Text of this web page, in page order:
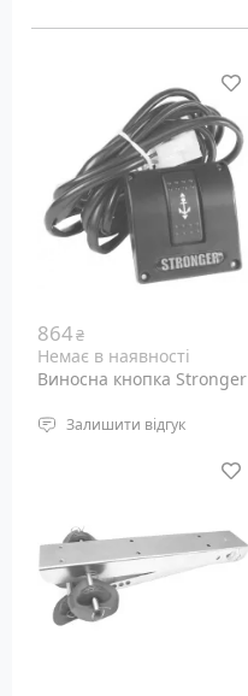
864₴
Немає в наявності
Виносна кнопка Stronger
Залишити відгук